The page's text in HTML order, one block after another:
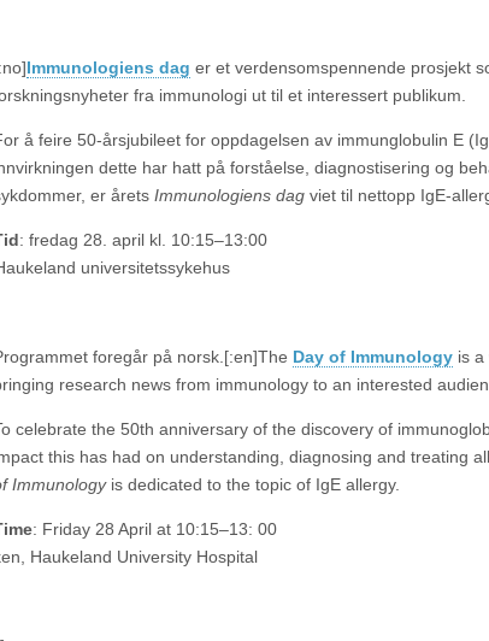
Immunologiens dag er et verdensomspennende prosjekt
fra immunologi ut til et interessert publikum.
å feire 50-årsjubileet for oppdagelsen av immunglobulin E
dette har hatt på forståelse, diagnostisering og
er årets Immunologiens dag viet til nettopp IgE-
: fredag 28. april kl. 10:15–13:00
universitetssykehus
foregår på norsk.[:en]The Day of Immunology is a
research news from immunology to an interested
celebrate the 50th anniversary of the discovery of
this has had on understanding, diagnosing and treating
Immunologyis dedicated to the topic of IgE allergy.
: Friday 28 April at 10:15–13: 00
Haukeland University Hospital